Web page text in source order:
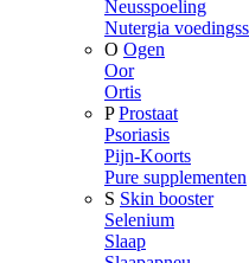
Neusspoeling
Nutergia
O Ogen
Oor
Ortis
P Prostaat
Psoriasis
Pijn-Koorts
Pure supplementen
S Skin booster
Selenium
Slaap